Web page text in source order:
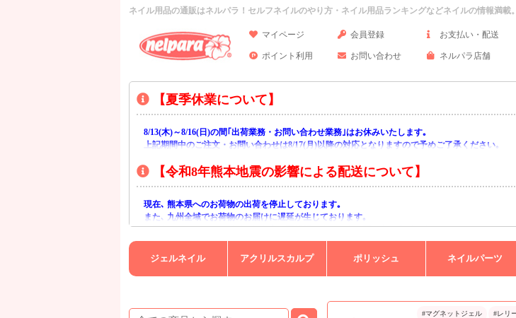
ネイル用品の通販はネルパラ！セルフネイルのやり方・ネイル用品ランキングなどネイルの情報満載。
マイページ 会員登録 お支払い・配送
ポイント利用 お問い合わせ ネルパラ店舗
【夏季休業について】
8/13(木)～8/16(日)の間｢出荷業務・お問い合わせ業務｣はお休みいたします｡
上記期間中のご注文・お問い合わせは8/17(月)以降の対応となりますので予めご了承ください｡
【令和8年熊本地震の影響による配送について】
現在､ 熊本県へのお荷物の出荷を停止しております｡
また､ 九州全域でお荷物のお届けに遅延が生じております｡
ご不便をおかけいたしますが､ 何卒ご理解賜りますようお願い申し上げます｡
ジェルネイル アクリルスカルプ ポリッシュ ネイルパーツ
#マグネットジェル #レリ